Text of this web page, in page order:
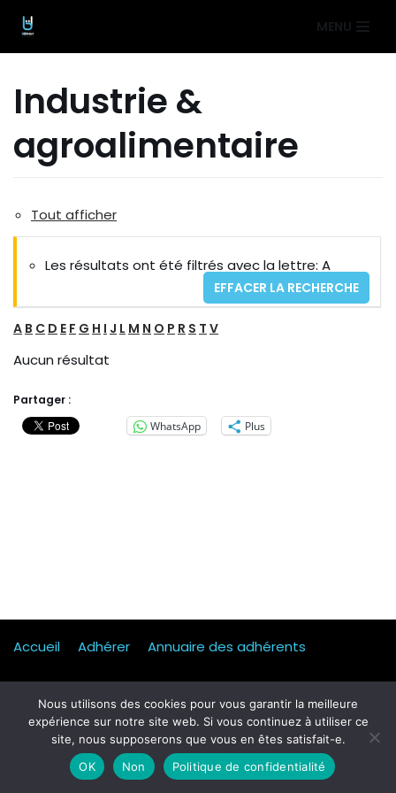
Aller
au
MENU
Industrie &
agroalimentaire
Tout afficher
Les résultats ont été filtrés avec la lettre: A
EFFACER LA RECHERCHE
A B C D E F G H I J L M N O P R S T V
Aucun résultat
Partager :
WhatsApp
Plus
Accueil Adhérer Annuaire des adhérents
Actualités Presse Mentions légales Statuts
Mobilité, transport & logistique Contact
Qui sommes-nous ? Formulaire d’inscription Petit dej
Nous utilisons des cookies pour vous garantir la meilleure
expérience sur notre site web. Si vous continuez à utiliser ce
site, nous supposerons que vous en êtes satisfait-e.
OK
Non Politique de confidentialité